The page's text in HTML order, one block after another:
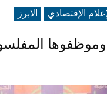
الإقتصادي الابرز
وموظفوها